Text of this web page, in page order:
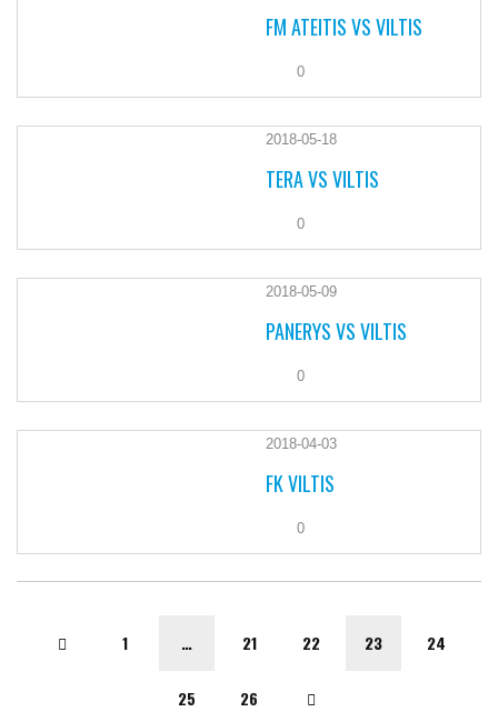
FM ATEITIS VS VILTIS
0
2018-05-18
TERA VS VILTIS
0
2018-05-09
PANERYS VS VILTIS
0
2018-04-03
FK VILTIS
0
1 … 21 22 23 24
25 26